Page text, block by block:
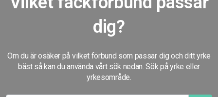
dig?
Om du är osäker på vilket förbund som passar dig och ditt yrke
bäst så kan du använda vårt sök nedan. Sök på yrke eller
yrkesområde.